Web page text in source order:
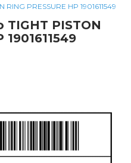
PRESSURE HP 1901611549
PISTON
1901611549